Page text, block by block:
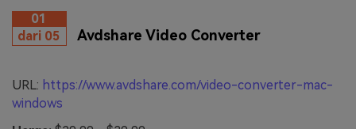
01
dari 05
Avdshare Video Converter
URL: https://www.avdshare.com/video-converter-mac-
windows